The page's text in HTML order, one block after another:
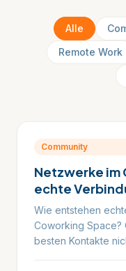
Alle
Remote Work
Community
Netzwerke im
echte
Wie entstehen
Coworking Space?
besten Kontakte